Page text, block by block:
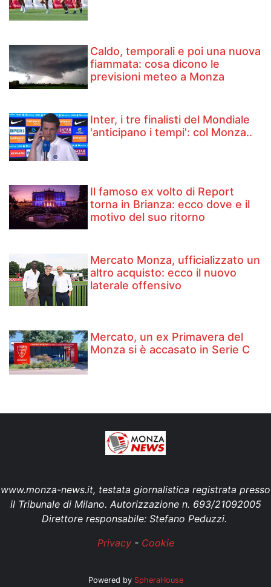
Caldo, temporali e poi una nuova
fiammata: cosa dicono le
previsioni meteo a Monza
Inter, i tre finalisti del Mondiale
'anticipano i tempi': col Monza..
Il famoso ex volto di Report
torna in Brianza: ecco dove e il
motivo del suo ritorno
Mercato Monza, ufficializzato un
altro acquisto: ecco il nuovo
laterale offensivo
Mercato, un ex Primavera del
Monza si è accasato in Serie C
www.monza-news.it, testata giornalistica registrata presso
il Tribunale di Milano. Autorizzazione n. 693/21092005
Direttore responsabile: Stefano Peduzzi.
Privacy- Cookie
Powered by SpheraHouse